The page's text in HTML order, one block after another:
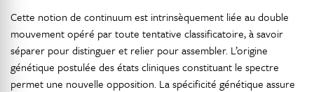
Cette notion de continuum est intrinsèquement liée au double
mouvement opéré par toute tentative classificatoire, à savoir
séparer pour distinguer et relier pour assembler. L’origine
génétique postulée des états cliniques constituant le spectre
permet une nouvelle opposition. La spécificité génétique assure